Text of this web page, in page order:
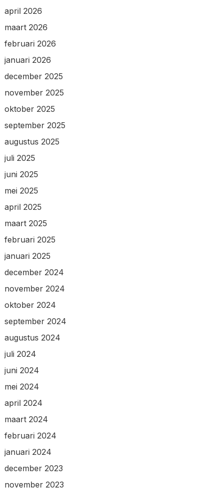
april 2026
maart 2026
februari 2026
januari 2026
december 2025
november 2025
oktober 2025
september 2025
augustus 2025
juli 2025
juni 2025
mei 2025
april 2025
maart 2025
februari 2025
januari 2025
december 2024
november 2024
oktober 2024
september 2024
augustus 2024
juli 2024
juni 2024
mei 2024
april 2024
maart 2024
februari 2024
januari 2024
december 2023
november 2023